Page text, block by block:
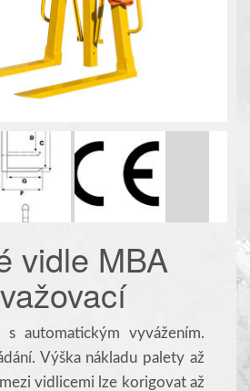
vidle MBA
automatickým vyvážením.
Výška nákladu palety až
vidlicemi lze korigovat až